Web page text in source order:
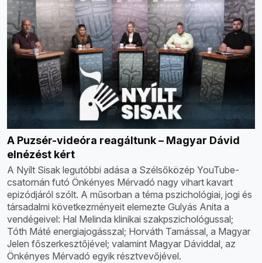
A Puzsér-videóra reagáltunk – Magyar Dávid
elnézést kért
A Nyílt Sisak legutóbbi adása a Szélsőközép YouTube-
csatornán futó Önkényes Mérvadó nagy vihart kavart
epizódjáról szólt. A műsorban a téma pszichológiai, jogi és
társadalmi következményeit elemezte Gulyás Anita a
vendégeivel: Hal Melinda klinikai szakpszichológussal;
Tóth Máté energiajogásszal; Horváth Tamással, a Magyar
Jelen főszerkesztőjével; valamint Magyar Dáviddal, az
Önkényes Mérvadó egyik résztvevőjével.